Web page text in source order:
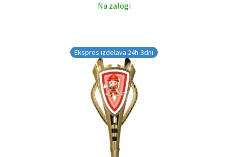
Na zalogi
Ekspres izdelava 24h-3dni